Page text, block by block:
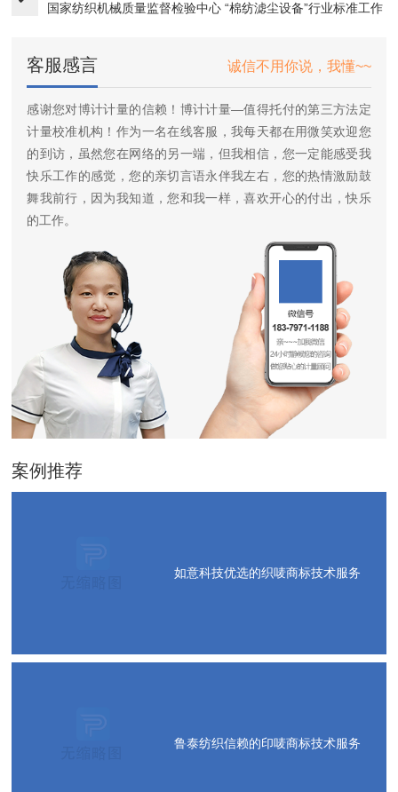
国家纺织机械质量监督检验中心 “棉纺滤尘设备”行业标准工作
客服感言 诚信不用你说，我懂~~
感谢您对博计计量的信赖！博计计量—值得托付的第三方法定
计量校准机构！作为一名在线客服，我每天都在用微笑欢迎您
的到访，虽然您在网络的另一端，但我相信，您一定能感受我
快乐工作的感觉，您的亲切言语永伴我左右，您的热情激励鼓
舞我前行，因为我知道，您和我一样，喜欢开心的付出，快乐
的工作。
案例推荐
如意科技优选的织唛商标技术服务
鲁泰纺织信赖的印唛商标技术服务